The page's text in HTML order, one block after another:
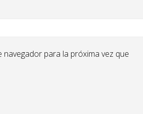
para la próxima vez que